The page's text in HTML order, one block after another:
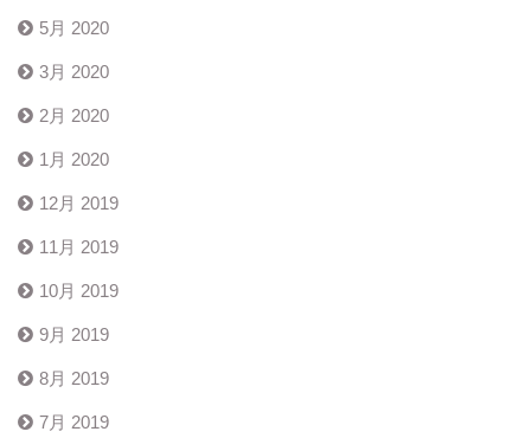
5月 2020
3月 2020
2月 2020
1月 2020
12月 2019
11月 2019
10月 2019
9月 2019
8月 2019
7月 2019